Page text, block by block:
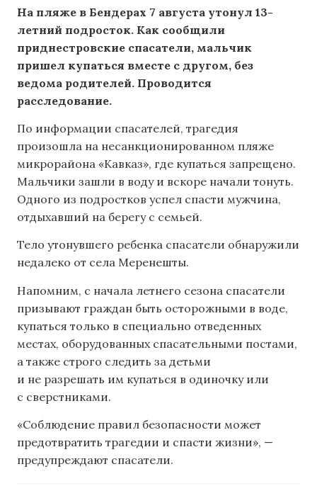
На пляже в Бендерах 7 августа утонул 13-
летний подросток. Как сообщили
приднестровские спасатели, мальчик
пришел купаться вместе с другом, без
ведома родителей. Проводится
расследование.
По информации спасателей, трагедия
произошла на несанкционированном пляже
микрорайона «Кавказ», где купаться запрещено.
Мальчики зашли в воду и вскоре начали тонуть.
Одного из подростков успел спасти мужчина,
отдыхавший на берегу с семьей.
Тело утонувшего ребенка спасатели обнаружили
недалеко от села Меренешты.
Напомним, с начала летнего сезона спасатели
призывают граждан быть осторожными в воде,
купаться только в специально отведенных
местах, оборудованных спасательными постами,
а также строго следить за детьми
и не разрешать им купаться в одиночку или
с сверстниками.
«Соблюдение правил безопасности может
предотвратить трагедии и спасти жизни», —
предупреждают спасатели.